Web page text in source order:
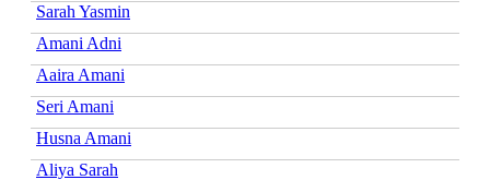
Sarah Yasmin
Amani Adni
Aaira Amani
Seri Amani
Husna Amani
Aliya Sarah